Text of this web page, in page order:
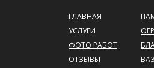
ГЛАВНАЯ
УСЛУГИ
ФОТО РАБОТ
ОТЗЫВЫ